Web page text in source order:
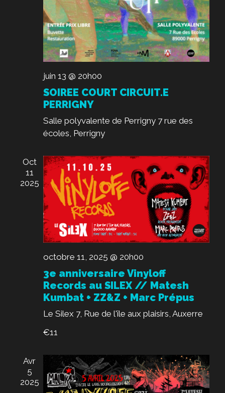
I
O
N
D
E
É
V
È
N
E
M
E
S
e
n
t
juin 13 @ 20h00
SOIREE COURT CIRCUIT.E
PERRIGNY
Salle polyvalente de Perrigny 7 rue des
écoles, Perrigny
Oct
11
2025
octobre 11, 2025 @ 20h00
3e anniversaire Vinyloff
Records au SILEX // Matesh
Kumbat + ZZ&Z + Marc Prépus
Le Silex 7, Rue de l'île aux plaisirs, Auxerre
€11
Avr
5
2025